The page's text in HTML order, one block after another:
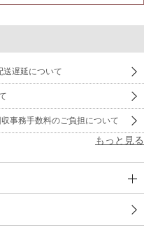
送遅延について
事務手数料のご負担について
もっと見る